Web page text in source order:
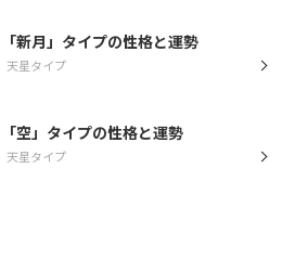
新月」タイプの性格と運勢
天星タイプ
空」タイプの性格と運勢
天星タイプ